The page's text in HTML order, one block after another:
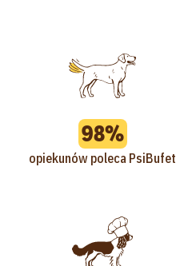
98%
opiekunów poleca PsiBufet